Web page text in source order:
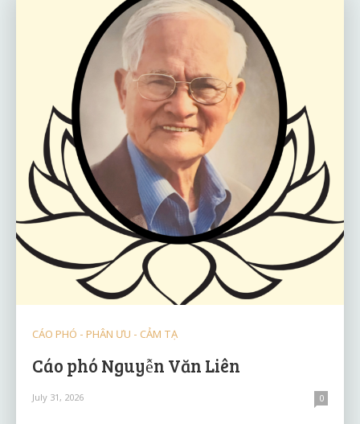
CÁO PHÓ - PHÂN ƯU - CẢM TẠ
Cáo phó Nguyễn Văn Liên
July 31, 2026 0